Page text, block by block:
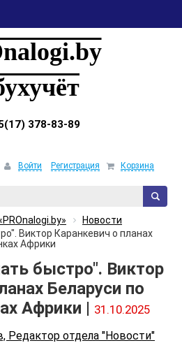
378-83-89
Войти Регистрация Корзина
Новости
Виктор Каранкевич о планах
Африки
быстро". Виктор
Беларуси по
Африки | 31.10.2025
Редактор отдела "Новости"